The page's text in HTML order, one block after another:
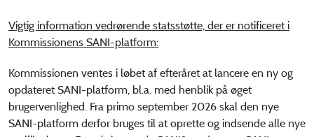
Vigtig information vedrørende statsstøtte, der er notificeret i
Kommissionens SANI-platform:
Kommissionen ventes i løbet af efteråret at lancere en ny og
opdateret SANI-platform, bl.a. med henblik på øget
brugervenlighed. Fra primo september 2026 skal den nye
SANI-platform derfor bruges til at oprette og indsende alle nye